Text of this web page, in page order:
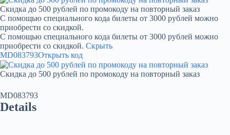
Скидка до 500 рублей по промокоду на повторный заказ
С помощью специального кода билеты от 3000 рублей можно
приобрести со скидкой.
С помощью специального кода билеты от 3000 рублей можно
приобрести со скидкой. Скрыть
MD083793Открыть код
Скидка до 500 рублей по промокоду на повторный заказ
MD083793
Details